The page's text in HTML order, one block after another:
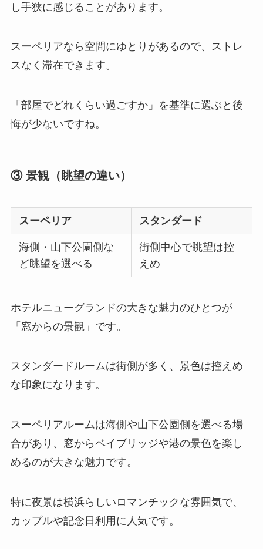
し手狭に感じることがあります。
スーペリアなら空間にゆとりがあるので、ストレ
スなく滞在できます。
「部屋でどれくらい過ごすか」を基準に選ぶと後
悔が少ないですね。
③ 景観（眺望の違い）
スーペリア スタンダード
海側・山下公園側な
ど眺望を選べる
街側中心で眺望は控
えめ
ホテルニューグランドの大きな魅力のひとつが
「窓からの景観」です。
スタンダードルームは街側が多く、景色は控えめ
な印象になります。
スーペリアルームは海側や山下公園側を選べる場
合があり、窓からベイブリッジや港の景色を楽し
めるのが大きな魅力です。
特に夜景は横浜らしいロマンチックな雰囲気で、
カップルや記念日利用に人気です。